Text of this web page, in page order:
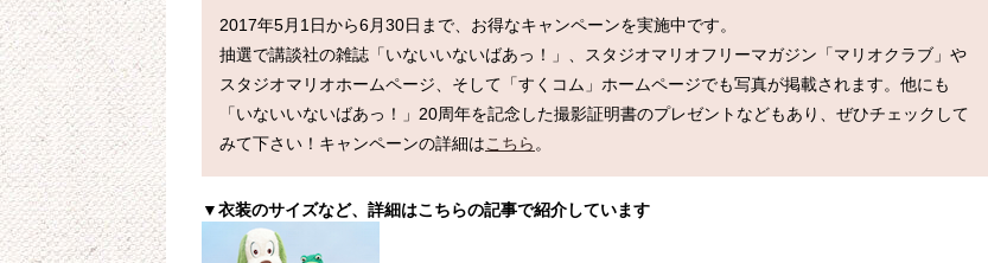
2017年5月1日から6月30日まで、お得なキャンペーンを実施中です。
抽選で講談社の雑誌「いないいないばあっ！」、スタジオマリオフリーマガジン「マリオクラブ」や
スタジオマリオホームページ、そして「すくコム」ホームページでも写真が掲載されます。他にも
「いないいないばあっ！」20周年を記念した撮影証明書のプレゼントなどもあり、ぜひチェックして
みて下さい！キャンペーンの詳細はこちら
▼衣装のサイズなど、詳細はこちらの記事で紹介しています